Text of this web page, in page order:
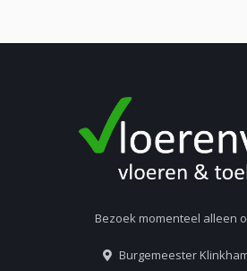
Bezoek momenteel alleen
Burgemeester